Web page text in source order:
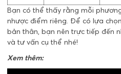
Bạn có thể thấy rằng mỗi
nhược điểm riêng. Để có lựa
bản thân, bạn nên trực tiếp đến
và tư vấn cụ thể nhé!
Xem thêm: